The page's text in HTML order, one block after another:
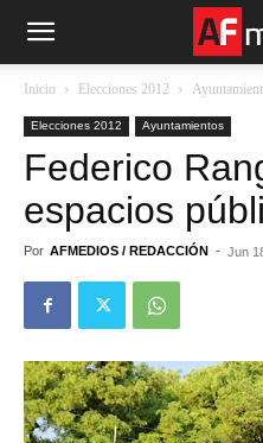
Inicio Elecciones 2012
Elecciones 2012 Ayuntamientos
Federico
espacios
Por AFMEDIOS / REDACCIÓN - Jun